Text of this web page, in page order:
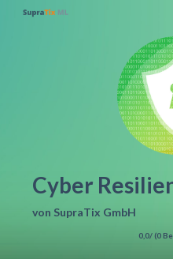
Cyber
von SupraTix GmbH
0,0/ (0